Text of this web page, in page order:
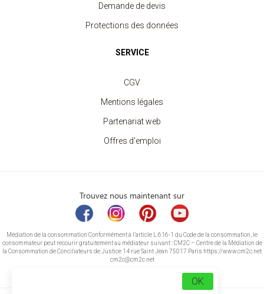
Demande de devis
Protections des données
SERVICE
CGV
Mentions légales
Partenariat web
Offres d'emploi
Trouvez nous maintenant sur
Médiation de la consommation Conformément à l’article L.616-1 du Code de la consommation, le
consommateur peut recourir gratuitement au médiateur suivant : CM2C – Centre de la Médiation de
la Consommation de Conciliateurs de Justice 14 rue Saint Jean 75017 Paris https://www.cm2c.net
cm2c@cm2c.net
OK